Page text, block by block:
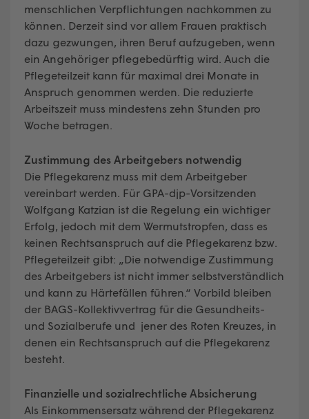
menschlichen Verpflichtungen nachkommen zu
können. Derzeit sind vor allem Frauen praktisch
dazu gezwungen, ihren Beruf aufzugeben, wenn
ein Angehöriger pflegebedürftig wird. Auch die
Pflegeteilzeit kann für maximal drei Monate in
Anspruch genommen werden. Die reduzierte
Arbeitszeit muss mindestens zehn Stunden pro
Woche betragen.
Zustimmung des Arbeitgebers notwendig
Die Pflegekarenz muss mit dem Arbeitgeber
vereinbart werden. Für GPA-djp-Vorsitzenden
Wolfgang Katzian ist die Regelung ein wichtiger
Erfolg, jedoch mit dem Wermutstropfen, dass es
keinen Rechtsanspruch auf die Pflegekarenz bzw.
Pflegeteilzeit gibt: „Die notwendige Zustimmung
des Arbeitgebers ist nicht immer selbstverständlich
und kann zu Härtefällen führen.“ Vorbild bleiben
der BAGS-Kollektivvertrag für die Gesundheits-
und Sozialberufe und jener des Roten Kreuzes, in
denen ein Rechtsanspruch auf die Pflegekarenz
besteht.
Finanzielle und sozialrechtliche Absicherung
Als Einkommensersatz während der Pflegekarenz